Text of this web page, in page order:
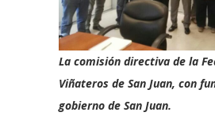
La comisión directiva de la
Viñateros de San Juan, con
gobierno de San Juan.